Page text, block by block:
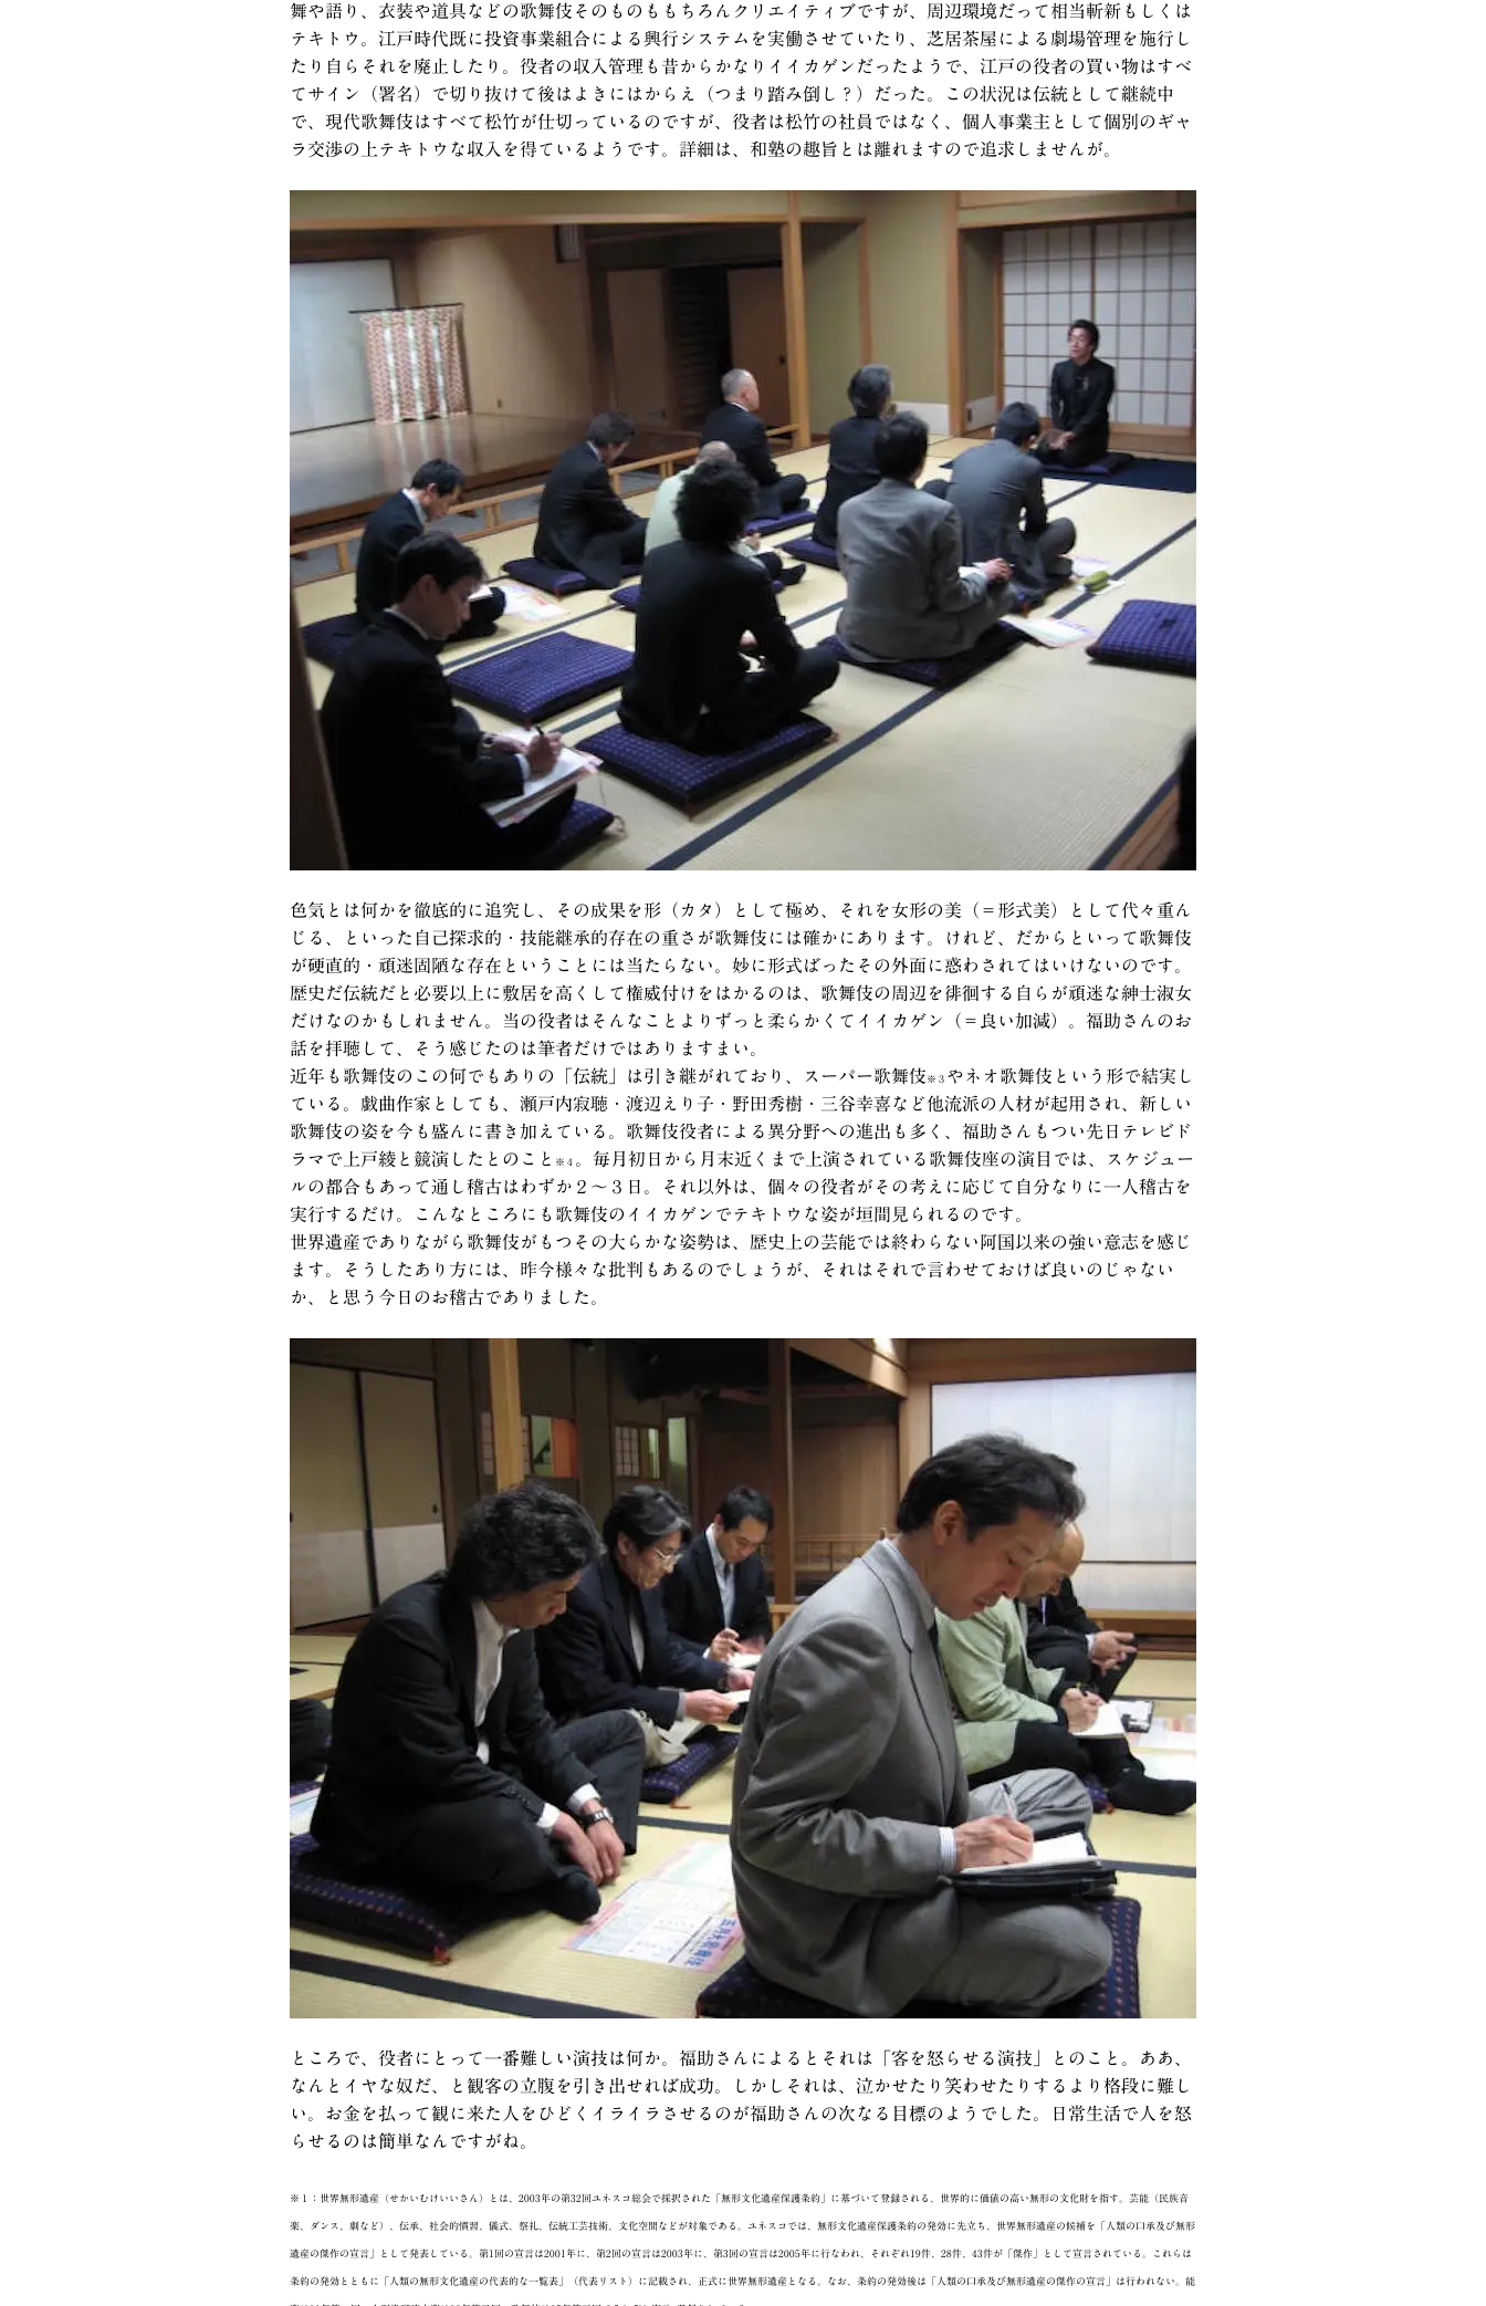
舞や語り、衣装や道具などの歌舞伎そのものももちろんクリエイティブですが、周辺環境だって相当斬新もしくは
テキトウ。江戸時代既に投資事業組合による興行システムを実働させていたり、芝居茶屋による劇場管理を施行し
たり自らそれを廃止したり。役者の収入管理も昔からかなりイイカゲンだったようで、江戸の役者の買い物はすべ
てサイン（署名）で切り抜けて後はよきにはからえ（つまり踏み倒し？）だった。この状況は伝統として継続中
で、現代歌舞伎はすべて松竹が仕切っているのですが、役者は松竹の社員ではなく、個人事業主として個別のギャ
ラ交渉の上テキトウな収入を得ているようです。詳細は、和塾の趣旨とは離れますので追求しませんが。
色気とは何かを徹底的に追究し、その成果を形（カタ）として極め、それを女形の美（＝形式美）として代々重ん
じる、といった自己探求的・技能継承的存在の重さが歌舞伎には確かにあります。けれど、だからといって歌舞伎
が硬直的・頑迷固陋な存在ということには当たらない。妙に形式ばったその外面に惑わされてはいけないのです。
歴史だ伝統だと必要以上に敷居を高くして権威付けをはかるのは、歌舞伎の周辺を徘徊する自らが頑迷な紳士淑女
だけなのかもしれません。当の役者はそんなことよりずっと柔らかくてイイカゲン（＝良い加減）。福助さんのお
話を拝聴して、そう感じたのは筆者だけではありますまい。
近年も歌舞伎のこの何でもありの「伝統」は引き継がれており、スーパー歌舞伎 ※３ やネオ歌舞伎という形で結実し
ている。戯曲作家としても、瀬戸内寂聴・渡辺えり子・野田秀樹・三谷幸喜など他流派の人材が起用され、新しい
歌舞伎の姿を今も盛んに書き加えている。歌舞伎役者による異分野への進出も多く、福助さんもつい先日テレビド
ラマで上戸綾と競演したとのこと
※４ 。毎月初日から月末近くまで上演されている歌舞伎座の演目では、スケジュー
ルの都合もあって通し稽古はわずか２～３日。それ以外は、個々の役者がその考えに応じて自分なりに一人稽古を
実行するだけ。こんなところにも歌舞伎のイイカゲンでテキトウな姿が垣間見られるのです。
世界遺産でありながら歌舞伎がもつその大らかな姿勢は、歴史上の芸能では終わらない阿国以来の強い意志を感じ
ます。そうしたあり方には、昨今様々な批判もあるのでしょうが、それはそれで言わせておけば良いのじゃない
か、と思う今日のお稽古でありました。
ところで、役者にとって一番難しい演技は何か。福助さんによるとそれは「客を怒らせる演技」とのこと。ああ、
なんとイヤな奴だ、と観客の立腹を引き出せれば成功。しかしそれは、泣かせたり笑わせたりするより格段に難し
い。お金を払って観に来た人をひどくイライラさせるのが福助さんの次なる目標のようでした。日常生活で人を怒
らせるのは簡単なんですがね。
※１：世界無形遺産（せかいむけいいさん）とは、2003年の第32回ユネスコ総会で採択された「無形文化遺産保護条約」に基づいて登録される、世界的に価値の高い無形の文化財を指す。芸能（民族音
楽、ダンス、劇など）、伝承、社会的慣習、儀式、祭礼、伝統工芸技術、文化空間などが対象である。ユネスコでは、無形文化遺産保護条約の発効に先立ち、世界無形遺産の候補を「人類の口承及び無形
遺産の傑作の宣言」として発表している。第1回の宣言は2001年に、第2回の宣言は2003年に、第3回の宣言は2005年に行なわれ、それぞれ19件、28件、43件が「傑作」として宣言されている。これらは
条約の発効とともに「人類の無形文化遺産の代表的な一覧表」（代表リスト）に記載され、正式に世界無形遺産となる。なお、条約の発効後は「人類の口承及び無形遺産の傑作の宣言」は行われない。能